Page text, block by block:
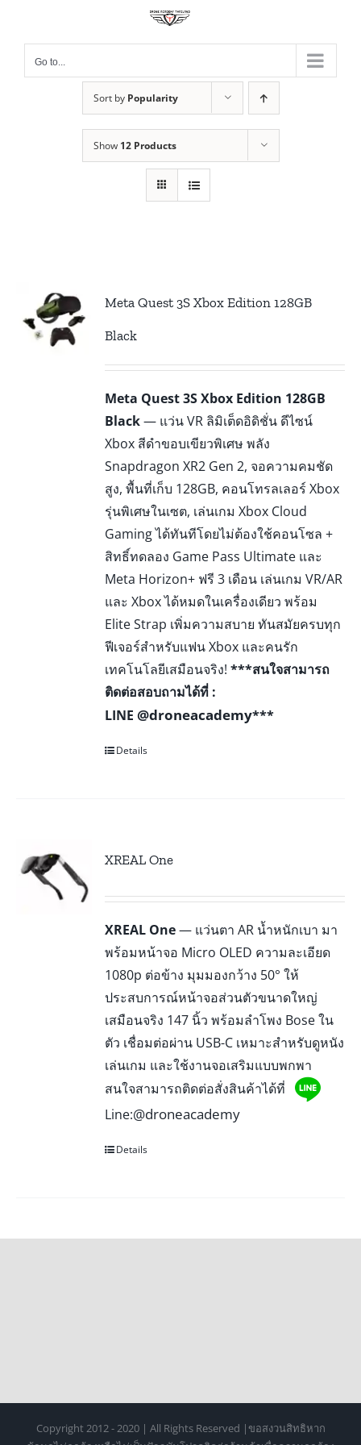
contentGo to...
Sort by Popularity
Show 12 Products
Meta Quest 3S Xbox Edition 128GB
Black
Meta Quest 3S Xbox Edition 128GB
Black— แว่น VR ลิมิเต็ดอิดิชั่น ดีไซน์
Xbox สีดำขอบเขียวพิเศษ พลัง
Snapdragon XR2 Gen 2, จอความคมชัด
สูง, พื้นที่เก็บ 128GB, คอนโทรลเลอร์ Xbox
รุ่นพิเศษในเซต, เล่นเกม Xbox Cloud
Gaming ได้ทันทีโดยไม่ต้องใช้คอนโซล +
สิทธิ์ทดลอง Game Pass Ultimate และ
Meta Horizon+ ฟรี 3 เดือน เล่นเกม VR/AR
และ Xbox ได้หมดในเครื่องเดียว พร้อม
Elite Strap เพิ่มความสบาย ทันสมัยครบทุก
ฟีเจอร์สำหรับแฟน Xbox และคนรัก
เทคโนโลยีเสมือนจริง!***สนใจสามารถ
ติดต่อสอบถามได้ที่ :
LINE@droneacademy***
Details
XREAL One
XREAL One— แว่นตา AR น้ำหนักเบา มา
พร้อมหน้าจอ Micro OLED ความละเอียด
1080p ต่อข้าง มุมมองกว้าง 50° ให้
ประสบการณ์หน้าจอส่วนตัวขนาดใหญ่
เสมือนจริง 147 นิ้ว พร้อมลำโพง Bose ใน
ตัว เชื่อมต่อผ่าน USB-C เหมาะสำหรับดูหนัง
เล่นเกม และใช้งานจอเสริมแบบพกพา
สนใจสามารถติดต่อสั่งสินค้าได้ที่
Line:@droneacademy
Details
Copyright 2012 - 2020 | All Rights Reserved |ขอสงวนสิทธิหาก